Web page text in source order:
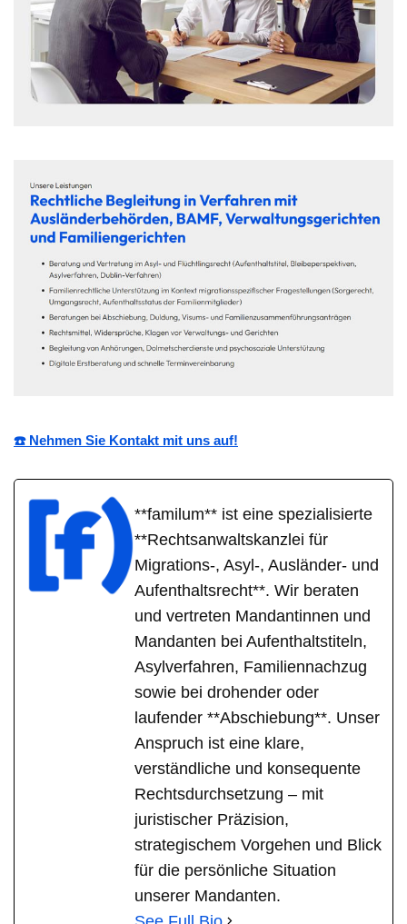
☎️ Nehmen Sie Kontakt mit uns auf!
**familum** ist eine spezialisierte
**Rechtsanwaltskanzlei für
Migrations-, Asyl-, Ausländer- und
Aufenthaltsrecht**. Wir beraten
und vertreten Mandantinnen und
Mandanten bei Aufenthaltstiteln,
Asylverfahren, Familiennachzug
sowie bei drohender oder
laufender **Abschiebung**. Unser
Anspruch ist eine klare,
verständliche und konsequente
Rechtsdurchsetzung – mit
juristischer Präzision,
strategischem Vorgehen und Blick
für die persönliche Situation
unserer Mandanten.